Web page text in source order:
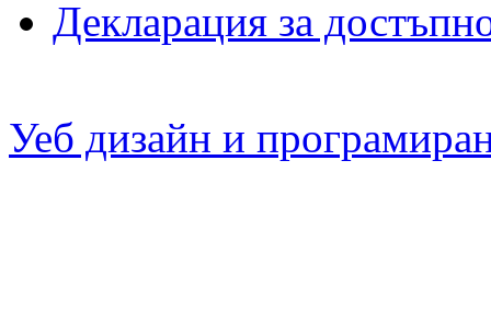
Декларация за
Уеб дизайн и